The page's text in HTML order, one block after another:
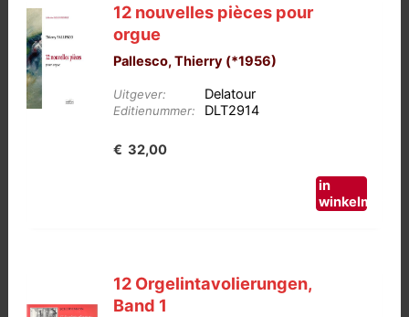
12 nouvelles pièces pour
orgue
Pallesco, Thierry (*1956)
Uitgever: Delatour
Editienummer: DLT2914
€ 32,00
in
winkelmand
12 Orgelintavolierungen,
Band 1